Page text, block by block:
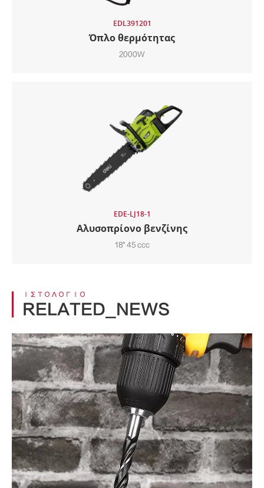
EDL391201
Όπλο θερμότητας
2000W
EDE-LJ18-1
Αλυσοπρίονο βενζίνης
18" 45 ccc
ΙΣΤΟΛΌΓΙΟ
RELATED_NEWS